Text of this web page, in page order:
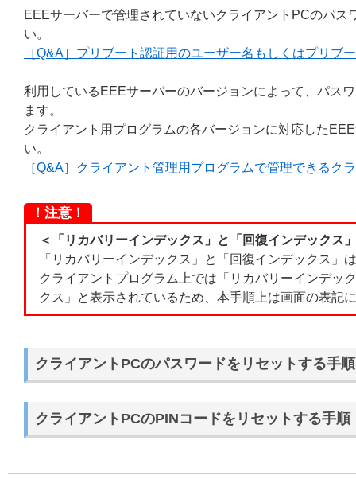
EEEサーバーで管理されていないクライアントPCのパ
い。
［Q&A］プリブート認証用のユーザー名もしくはプリブ
利用しているEEEサーバーのバージョンによって、パス
ます。
クライアント用プログラムの各バージョンに対応した
い。
［Q&A］クライアント管理用プログラムで管理できるク
！注意！
＜「リカバリーインデックス」と「回復インデックス
「リカバリーインデックス」と「回復インデックス」
クライアントプログラム上では「リカバリーインデッ
クス」と表示されているため、本手順上は画面の表記
クライアントPCのパスワードをリセットする手順
クライアントPCのPINコードをリセットする手順